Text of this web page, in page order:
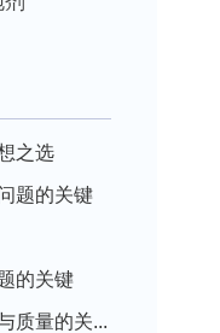
之选
题的关键
的关键
质量的关...